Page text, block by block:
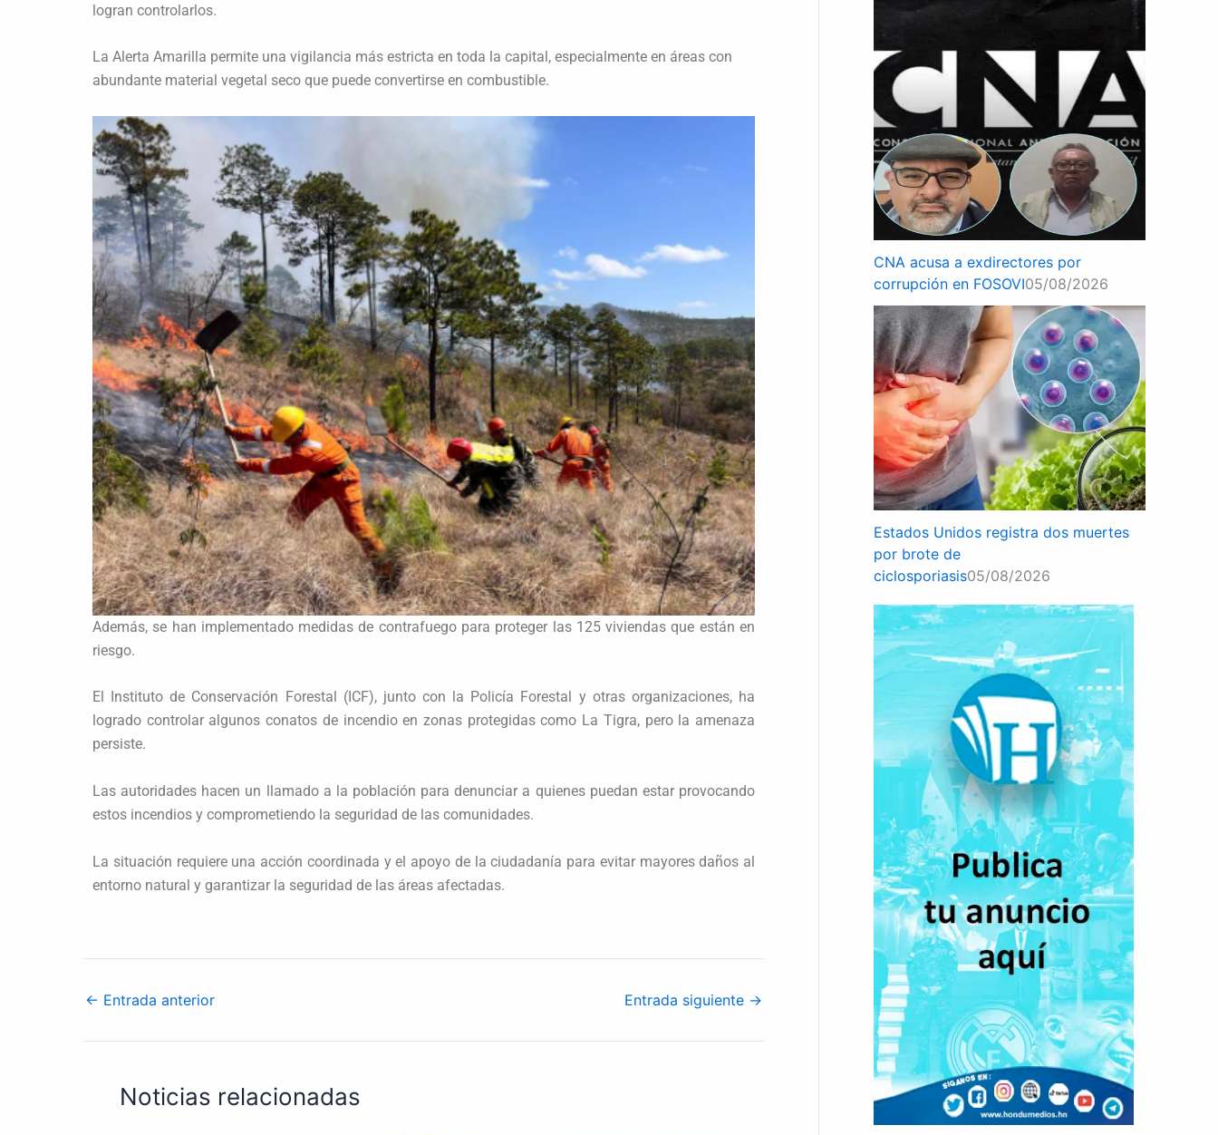
logran controlarlos.
La Alerta Amarilla permite una vigilancia más estricta en toda la capital, especialmente en áreas con
abundante material vegetal seco que puede convertirse en combustible.
Además, se han implementado medidas de contrafuego para proteger las 125 viviendas que están en
riesgo.
El Instituto de Conservación Forestal (ICF), junto con la Policía Forestal y otras organizaciones, ha
logrado controlar algunos conatos de incendio en zonas protegidas como La Tigra, pero la amenaza
persiste.
Las autoridades hacen un llamado a la población para denunciar a quienes puedan estar provocando
estos incendios y comprometiendo la seguridad de las comunidades.
La situación requiere una acción coordinada y el apoyo de la ciudadanía para evitar mayores daños al
entorno natural y garantizar la seguridad de las áreas afectadas.
← Entrada anterior Entrada siguiente →
Noticias relacionadas
CNA acusa a exdirectores por
corrupción en FOSOVI05/08/2026
Estados Unidos registra dos muertes
por brote de
ciclosporiasis05/08/2026